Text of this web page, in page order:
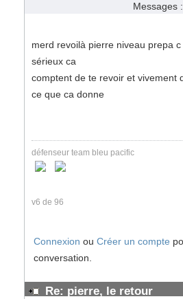
Messages
merd revoilà pierre niveau prepa
sérieux ca
comptent de te revoir et vivement
ce que ca donne
défenseur team bleu pacific
v6 de 96
Connexion ou Créer un compte
conversation.
Re: pierre, le retour